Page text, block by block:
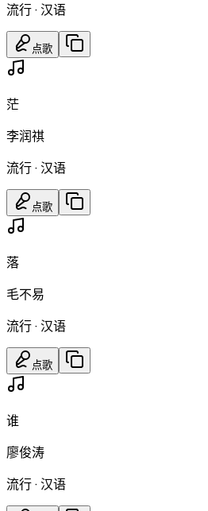
流行·汉语
点歌
茫
李润祺
流行·汉语
点歌
落
毛不易
流行·汉语
点歌
谁
廖俊涛
流行·汉语